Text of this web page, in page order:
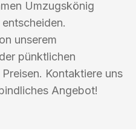
Umzugskönig
unserem
pünktlichen
Kontaktiere uns
Angebot!